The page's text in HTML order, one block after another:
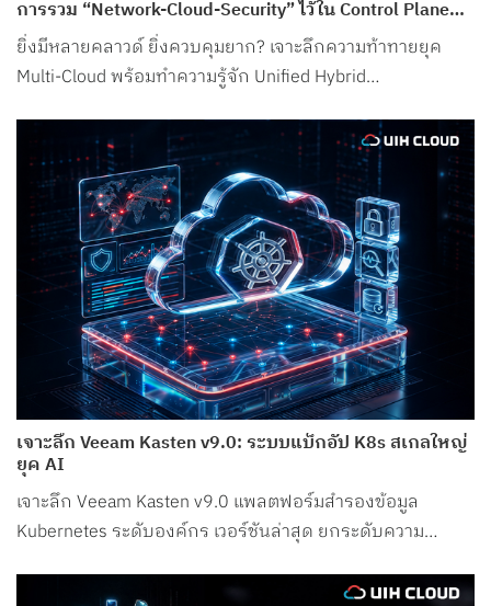
การรวม “Network-Cloud-Security” ไว้ใน Control Plane
เดียว จาก UIH Cloud
ยิ่งมีหลายคลาวด์ ยิ่งควบคุมยาก? เจาะลึกความท้าทายยุค
Multi-Cloud พร้อมทำความรู้จัก Unified Hybrid
เจาะลึก Veeam Kasten v9.0: ระบบแบ็กอัป K8s สเกลใหญ่
ยุค AI
เจาะลึก Veeam Kasten v9.0 แพลตฟอร์มสำรองข้อมูล
Kubernetes ระดับองค์กร เวอร์ชันล่าสุด ยกระดับความ